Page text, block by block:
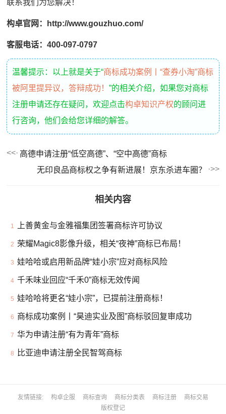
联系我们为您解决！
构卓官网：http://www.gouzhuo.com/
客服电话：400-097-0797
温馨提示：以上就是关于“商标成功案例丨“查券小淘”商标
被阿里提异议，答辩成功！”的相关介绍，如果您对商标
注册申请还存在疑问，欢迎点击构卓知识产权的顾问进
行咨询，他们会给您详细的解答。
高德申请注册“低空高德”、“空中高德”商标
无印良品商标权之争有新进展！京东杀进车圈？
相关内容
1 上善黄金与金雅福集团签署商标许可协议
2 荣耀Magic8影像升级，相关“夜神”商标已布局！
3 娃哈哈或启用新品牌“娃小宗”应对商标风险
4 千禾味业回应“千禾0”商标无效传闻
5 娃哈哈将更名“娃小宗”，已提前注册商标！
6 商标成功案例丨“昊迪实业及图”商标驳回复审成功
7 华为申请注册“有为青年”商标
8 比亚迪申请注册全民智驾商标
友情链接 构卓企服 商标查询 商标分类表 商标注册
商标交易
版权登记